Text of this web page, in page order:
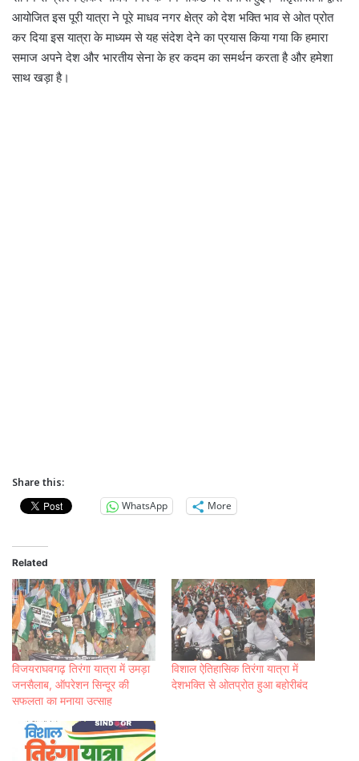
आयोजित इस पूरी यात्रा ने पूरे माधव नगर क्षेत्र को देश भक्ति भाव से ओत प्रोत
कर दिया इस यात्रा के माध्यम से यह संदेश देने का प्रयास किया गया कि हमारा
समाज अपने देश और भारतीय सेना के हर कदम का समर्थन करता है और हमेशा
साथ खड़ा है।
Share this:
WhatsApp
More
Related
विजयराघवगढ़ तिरंगा यात्रा में उमड़ा
जनसैलाब, ऑपरेशन सिन्दूर की
सफलता का मनाया उत्साह
विशाल ऐतिहासिक तिरंगा यात्रा में
देशभक्ति से ओतप्रोत हुआ बहोरीबंद